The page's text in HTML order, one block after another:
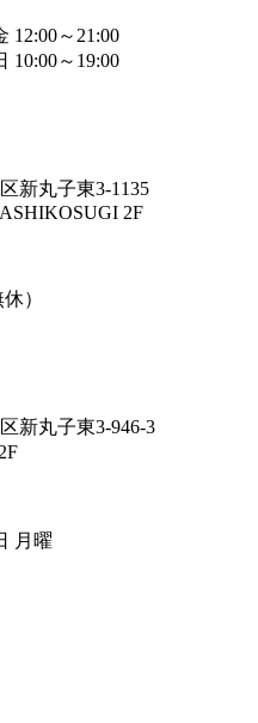
12:00～21:00
10:00～19:00
新丸子東3-1135
2F
）
新丸子東3-946-3
月曜